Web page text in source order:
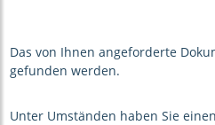
Das von Ihnen angeforderte
gefunden werden.
Unter Umständen haben Sie